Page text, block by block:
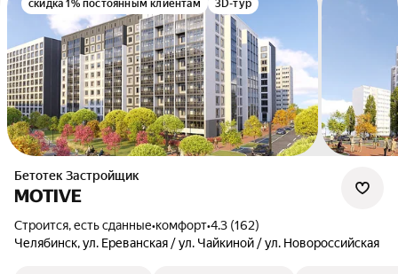
скидка 1% постоянным клиентам 3D-тур
Бетотек Застройщик
MOTIVE
Строится, есть сданные•комфорт•4.3 (162)
Челябинск, ул. Ереванская / ул. Чайкиной / ул. Новороссийская